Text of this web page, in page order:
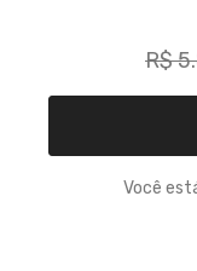
R$
Você